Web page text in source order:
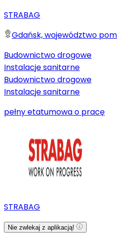
STRABAG
Gdańsk, województwo
Budownictwo drogowe
Instalacje sanitarne
Budownictwo drogowe
Instalacje sanitarne
pełny etatumowa o pracę
STRABAG
Nie zwlekaj z aplikacją!